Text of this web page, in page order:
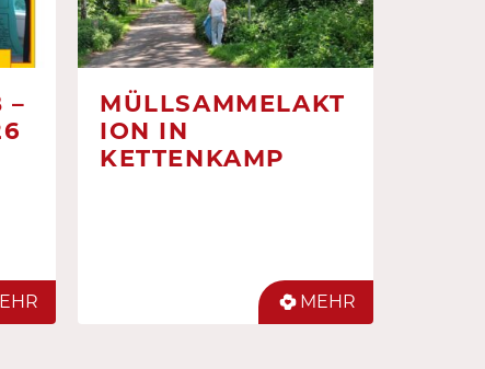
–
MÜLLSAMMELAKT
ION IN
KETTENKAMP
MEHR